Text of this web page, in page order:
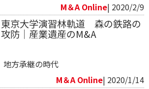
M＆A Online| 2020/2/9
東京大学演習林軌道 森の鉄路の
攻防｜産業遺産のM&A
地方承継の時代
M＆A Online| 2020/1/14